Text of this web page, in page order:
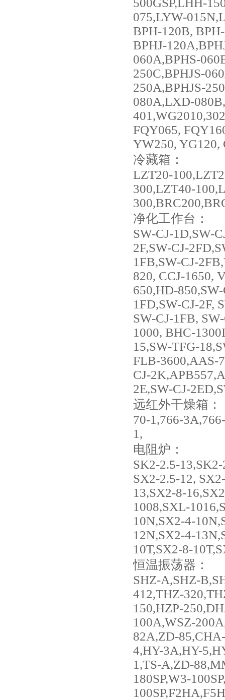
500GSP,LHH-
075,LYW-
BPH-120B,
BPHJ-
060A,BPHS-
250C,BPHJS-
250A,BPHJS-
080A,LXD-
FQY065,
YW250, YG120,
冷藏箱：
LZT20-
300,LZT40-
净化工作台：
SW-CJ-1D,SW-
2F,SW-CJ-
1FB,SW-CJ-
820, CCJ-1650,
650,HD-
1FD,SW-CJ-2F,
SW-CJ-1FB,
1000, BHC-
15,SW-TFG-
FLB-3600,AAS-
CJ-
2E,SW-CJ-
远红外干燥箱：
70-1,766-
1,
电阻炉：
SK2-2.5-
SX2-2.5-12,
13,SX2-8-
1008,SXL-
10N,SX2-4-
12N,SX2-4-
10T,SX2-8-
恒温振荡器：
SHZ-A,SHZ-
412,THZ-
150,HZP-
100A,WSZ-
82A,ZD-
4,HY-3A,HY-
1,TS-A,ZD-
180SP,W3-